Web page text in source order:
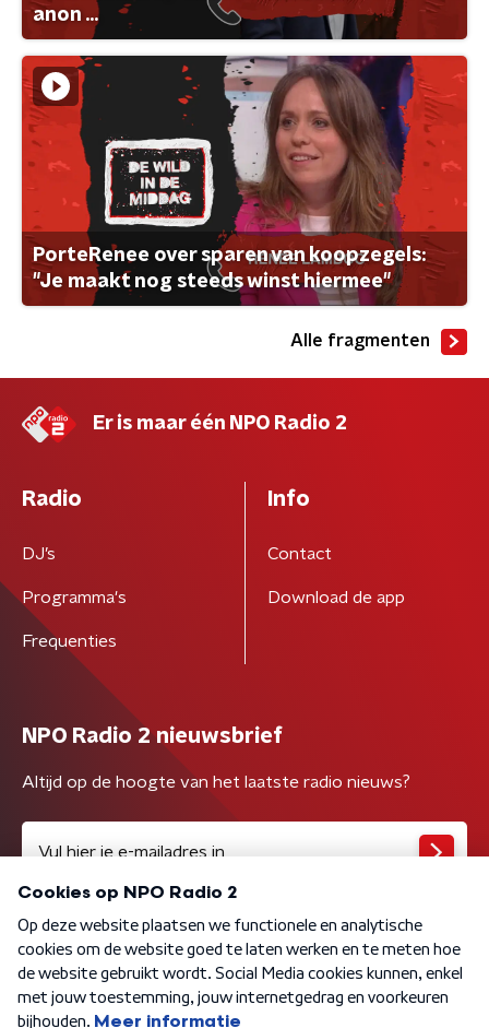
anon ...
PorteRenee over sparen van koopzegels:
"Je maakt nog steeds winst hiermee"
Alle fragmenten
Er is maar één NPO Radio 2
Radio
DJ’s
Programma's
Frequenties
Info
Contact
Download de app
NPO Radio 2 nieuwsbrief
Altijd op de hoogte van het laatste radio nieuws?
Algemene voorwaarden